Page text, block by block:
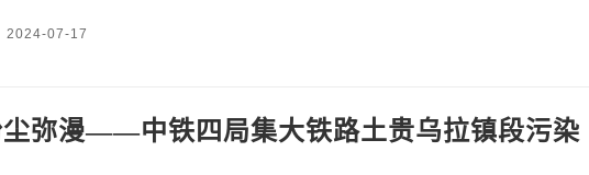
2024-07-17
弥漫——中铁四局集大铁路土贵乌拉镇段污染